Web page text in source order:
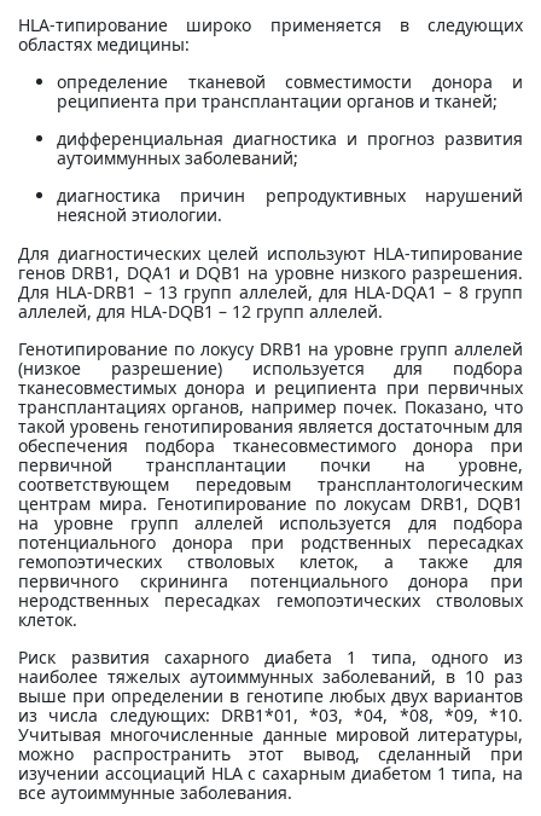
HLA-типирование широко применяется в следующих
областях медицины:
определение тканевой совместимости донора и
реципиента при трансплантации органов и тканей;
дифференциальная диагностика и прогноз развития
аутоиммунных заболеваний;
диагностика причин репродуктивных нарушений
неясной этиологии.
Для диагностических целей используют HLA-типирование
генов DRB1, DQA1 и DQB1 на уровне низкого разрешения.
Для HLA-DRB1 – 13 групп аллелей, для HLA-DQA1 – 8 групп
аллелей, для HLA-DQB1 – 12 групп аллелей.
Генотипирование по локусу DRB1 на уровне групп аллелей
(низкое разрешение) используется для подбора
тканесовместимых донора и реципиента при первичных
трансплантациях органов, например почек. Показано, что
такой уровень генотипирования является достаточным для
обеспечения подбора тканесовместимого донора при
первичной трансплантации почки на уровне,
соответствующем передовым трансплантологическим
центрам мира. Генотипирование по локусам DRB1, DQB1
на уровне групп аллелей используется для подбора
потенциального донора при родственных пересадках
гемопоэтических стволовых клеток, а также для
первичного скрининга потенциального донора при
неродственных пересадках гемопоэтических стволовых
клеток.
Риск развития сахарного диабета 1 типа, одного из
наиболее тяжелых аутоиммунных заболеваний, в 10 раз
выше при определении в генотипе любых двух вариантов
из числа следующих: DRB1*01, *03, *04, *08, *09, *10.
Учитывая многочисленные данные мировой литературы,
можно распространить этот вывод, сделанный при
изучении ассоциаций HLA с сахарным диабетом 1 типа, на
все аутоиммунные заболевания.